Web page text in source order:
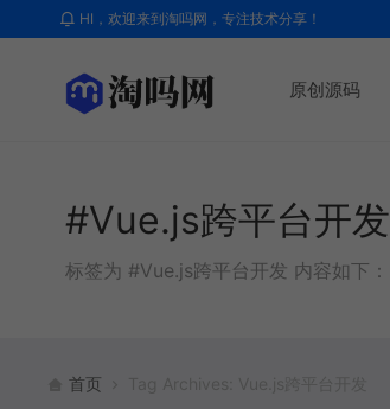
HI，欢迎来到淘吗网，专注技术分享！
原创源码
#Vue.js跨平台开发
标签为 #Vue.js跨平台开发 内容如下：
首页